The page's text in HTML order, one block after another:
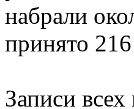
набрали
принято
Записи